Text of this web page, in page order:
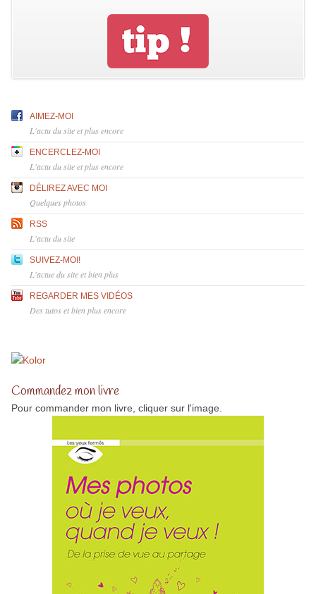
AIMEZ-MOI
L'actu du site et plus encore
ENCERCLEZ-MOI
L'actu du site et plus encore
DÉLIREZ AVEC MOI
Quelques photos
RSS
L'actu du site
SUIVEZ-MOI!
L'actue du site et bien plus
REGARDER MES VIDÉOS
Des tutos et bien plus encore
Commandez mon livre
Pour commander mon livre, cliquer sur l'image.